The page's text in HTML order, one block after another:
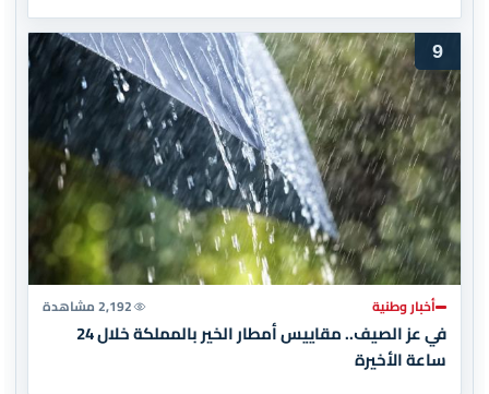
9
أخبار وطنية 2,192 مشاهدة
في عز الصيف.. مقاييس أمطار الخير بالمملكة خلال 24
ساعة الأخيرة